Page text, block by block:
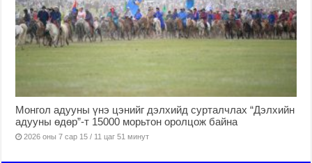
Монгол адууны үнэ цэнийг дэлхийд сурталчлах “Дэлхийн
адууны өдөр”-т 15000 морьтон оролцож байна
2026 оны 7 сар 15 / 11 цаг 51 минут